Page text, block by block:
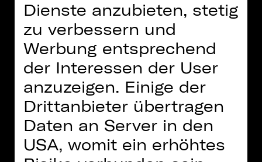
Zweites Kinderkonzert 2025/26 –
Szenische Aufführung der Kinderoper
von Hans Krása
Inhalte zukünftig
immer aktivieren
Weitere Informationen finden Sie in unserer
Datenschutzerklärung
Video: Kinderoper Prag | Creative
Commons BY-SA
Konzert im Rahmen der 35-jährigen
Städtepartnerschaft zwischen
Dienste anzubieten, stetig
zu verbessern und
Werbung entsprechend
der Interessen der User
anzuzeigen. Einige der
Drittanbieter übertragen
Daten an Server in den
USA, womit ein erhöhtes